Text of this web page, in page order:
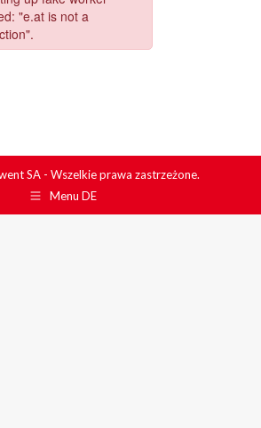
SA - Wszelkie prawa zastrzeżone.
Menu DE